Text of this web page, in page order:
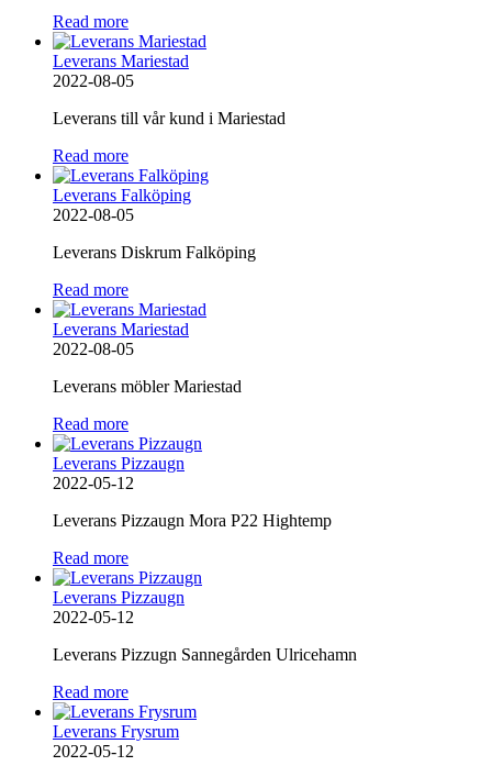
Read more
Leverans Mariestad
2022-08-05
Leverans till vår kund i Mariestad
Read more
Leverans Falköping
2022-08-05
Leverans Diskrum Falköping
Read more
Leverans Mariestad
2022-08-05
Leverans möbler Mariestad
Read more
Leverans Pizzaugn
2022-05-12
Leverans Pizzaugn Mora P22 Hightemp
Read more
Leverans Pizzaugn
2022-05-12
Leverans Pizzugn Sannegården Ulricehamn
Read more
Leverans Frysrum
2022-05-12